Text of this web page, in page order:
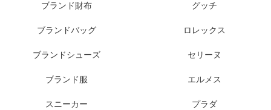
ブランド財布
ブランドバッグ
ブランドシューズ
ブランド服
スニーカー
グッチ
ロレックス
セリーヌ
エルメス
プラダ